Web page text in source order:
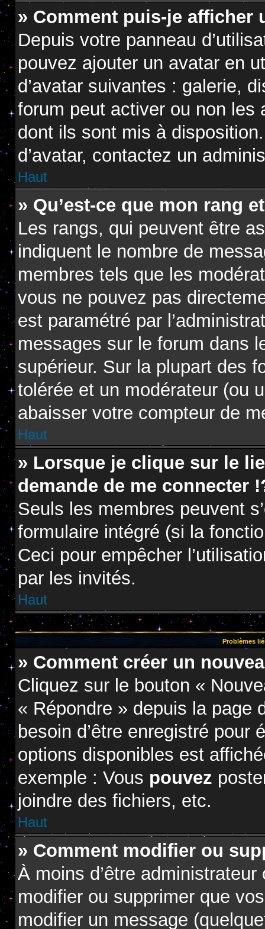
» Comment puis-je afficher
Depuis votre panneau
pouvez ajouter un avatar en
d’avatar suivantes : galerie,
forum peut activer ou non les
dont ils sont mis à
d’avatar, contactez un
Haut
» Qu’est-ce que mon rang
Les rangs, qui peuvent être
indiquent le nombre de
membres tels que les
vous ne pouvez pas
est paramétré par
messages sur le forum dans
supérieur. Sur la plupart des
tolérée et un modérateur (ou
abaisser votre compteur de
Haut
» Lorsque je clique sur le
demande de me connecter
Seuls les membres peuvent
formulaire intégré (si la
Ceci pour empêcher
par les invités.
Haut
Problèmes
» Comment créer un
Cliquez sur le bouton «
« Répondre » depuis la page
besoin d’être enregistré
options disponibles est
exemple : Vous pouvez
joindre des fichiers, etc.
Haut
» Comment modifier ou
À moins d’être
modifier ou supprimer que
modifier un message